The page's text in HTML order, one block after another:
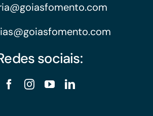
sociais: